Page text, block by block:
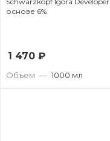
основе 6%
1 470 ₽
Объем — 1000 мл